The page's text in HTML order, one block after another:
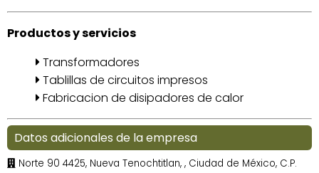
Productos y servicios
Transformadores
Tablillas de circuitos impresos
Fabricacion de disipadores de calor
Datos adicionales de la empresa
Norte 90 4425, Nueva Tenochtitlan, , Ciudad de México, C.P.